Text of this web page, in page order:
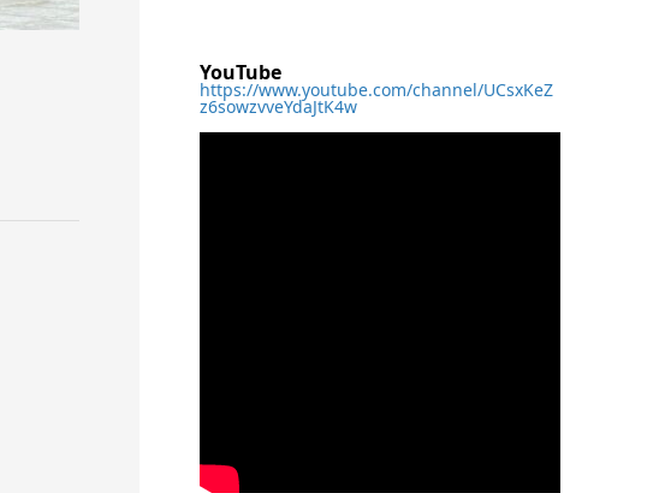
YouTube
https://www.youtube.com/channel/UCsxKeZ
z6sowzvveYdaJtK4w